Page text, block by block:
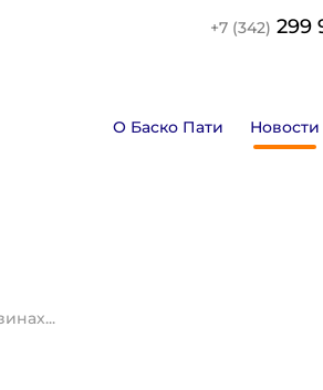
+7 (342) 299
О Баско Пати Новости